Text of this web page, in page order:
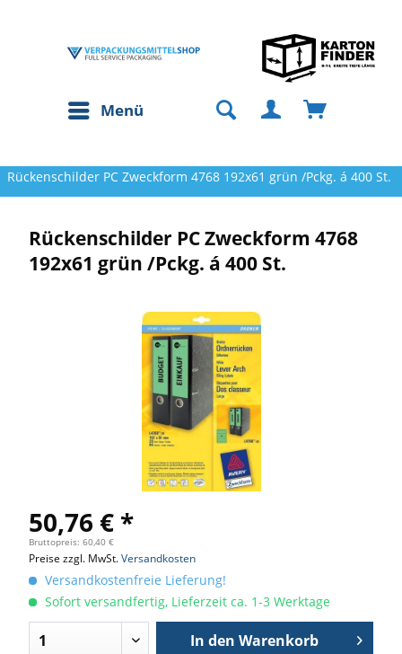
Menü
Rückenschilder PC Zweckform 4768 192x61 grün /Pckg. á 400 St.
Rückenschilder PC Zweckform 4768
192x61 grün /Pckg. á 400 St.
50,76 € *
Bruttopreis: 60,40 €
Preise zzgl. MwSt.Versandkosten
Versandkostenfreie Lieferung!
Sofort versandfertig, Lieferzeit ca. 1-3 Werktage
In den Warenkorb